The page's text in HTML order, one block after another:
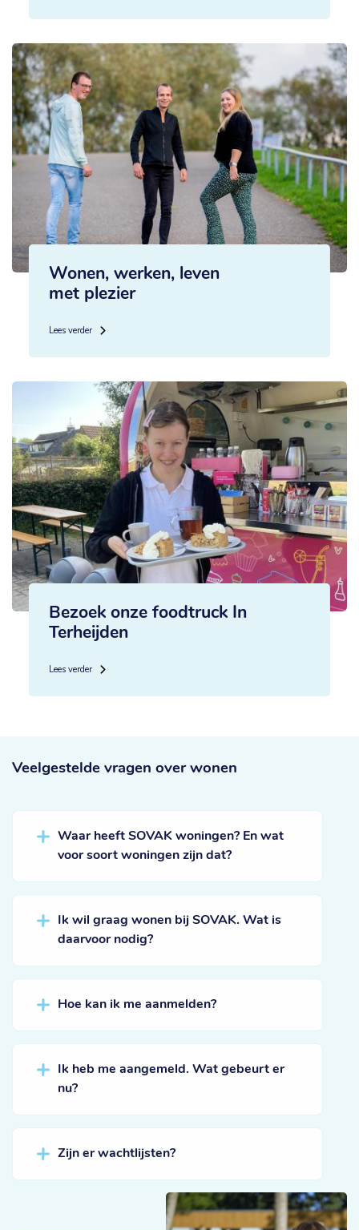
Wonen, werken, leven
met plezier
Lees verder
Bezoek onze foodtruck In
Terheijden
Lees verder
Veelgestelde vragen over wonen
Waar heeft SOVAK woningen? En wat
voor soort woningen zijn dat?
Ik wil graag wonen bij SOVAK. Wat is
daarvoor nodig?
Hoe kan ik me aanmelden?
Ik heb me aangemeld. Wat gebeurt er
nu?
Zijn er wachtlijsten?